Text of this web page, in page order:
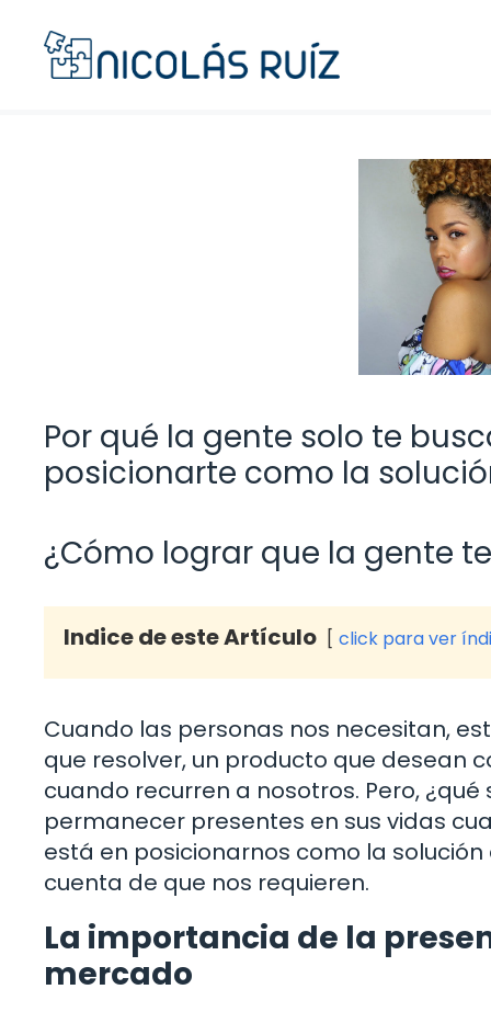
contenido
Por qué la gente solo te
posicionarte como la
¿Cómo lograr que la gente
Indice de este Artículo click para ver
Cuando las personas nos necesitan,
que resolver, un producto que desean
cuando recurren a nosotros. Pero,
permanecer presentes en sus vidas
está en posicionarnos como la
cuenta de que nos requieren.
La importancia de la
mercado